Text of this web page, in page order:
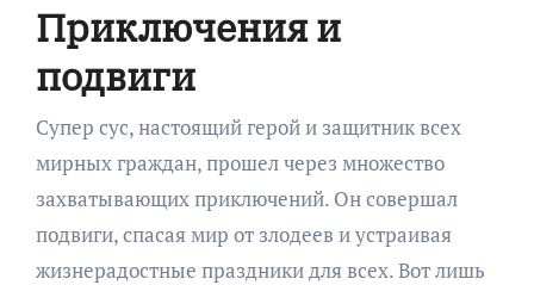
Приключения и
подвиги
Супер сус, настоящий герой и защитник всех
мирных граждан, прошел через множество
захватывающих приключений. Он совершал
подвиги, спасая мир от злодеев и устраивая
жизнерадостные праздники для всех. Вот лишь